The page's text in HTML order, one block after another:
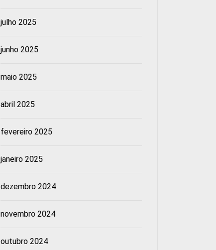
julho 2025
junho 2025
maio 2025
abril 2025
fevereiro 2025
janeiro 2025
dezembro 2024
novembro 2024
outubro 2024